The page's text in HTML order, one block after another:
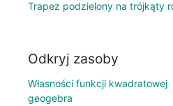
Trapez podzielony na trójkąty
Odkryj zasoby
Własności funkcji kwadratowej
geogebra